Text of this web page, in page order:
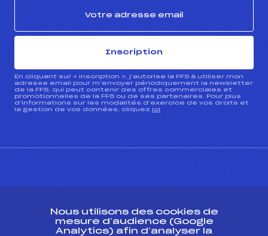
Inscription
En cliquant sur « inscription », j’autorise la FFS à utiliser mon
adresse email pour m’envoyer périodiquement la newsletter
de la FFS, qui peut contenir des offres commerciales et
promotionnelles de la FFS ou de ses partenaires. Pour plus
d’informations sur les modalités d’exercice de vos droits et
la gestion de vos données, cliquez ici
Nous utilisons des cookies de
mesure d’audience (Google
Analytics) afin d’analyser la